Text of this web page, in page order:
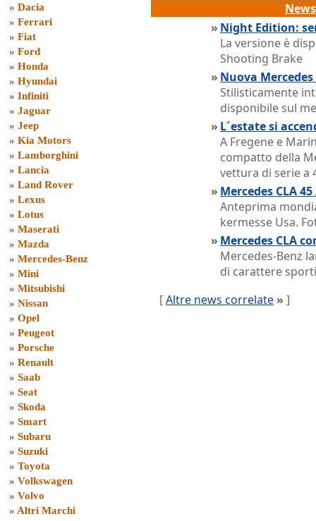
» Dacia
» Ferrari
» Fiat
» Ford
» Honda
» Hyundai
» Infiniti
» Jaguar
» Jeep
» Kia Motors
» Lamborghini
» Lancia
» Land Rover
» Lexus
» Lotus
» Maserati
» Mazda
» Mercedes-Benz
» Mini
» Mitsubishi
» Nissan
» Opel
» Peugeot
» Porsche
» Renault
» Saab
» Seat
» Skoda
» Smart
» Subaru
» Suzuki
» Toyota
» Volkswagen
» Volvo
» Altri Marchi
» Night Edition:
La versione è
Shooting Brake
» Nuova
Stilisticamente
disponibile sul
» L´estate si
A Fregene e
compatto della
vettura di serie a
» Mercedes CLA
Anteprima
kermesse Usa.
» Mercedes CLA
Mercedes-Benz
di carattere
[Altre news correlate » ]